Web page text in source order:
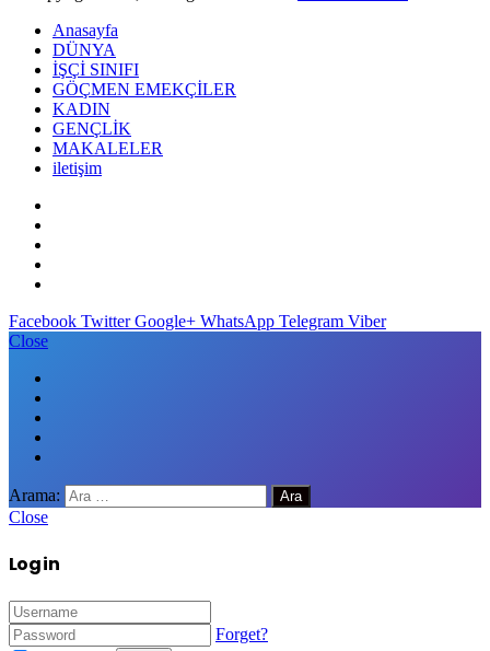
Anasayfa
DÜNYA
İŞÇİ SINIFI
GÖÇMEN EMEKÇİLER
KADIN
GENÇLİK
MAKALELER
iletişim
Facebook Twitter Google+ WhatsApp Telegram Viber
Close
Arama:
Close
Log in
Forget?